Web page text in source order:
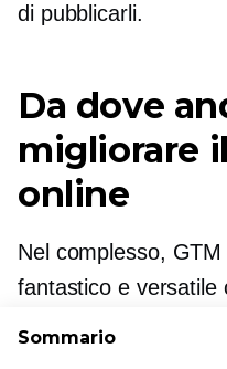
di pubblicarli.
Da dove
migliorare
online
Nel complesso,
fantastico e versatile
saperne di più sulla
Sommario